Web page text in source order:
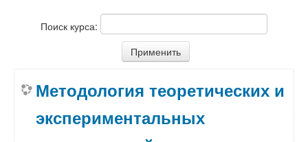
Поиск курса:
Методология теоретических и
экспериментальных